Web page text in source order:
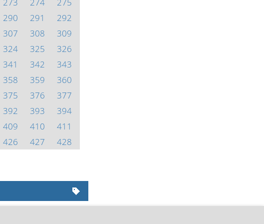
290 291
292
307 308
309
324 325
326
341 342
343
358 359
360
375 376
377
392 393
394
409 410
411
426 427
428